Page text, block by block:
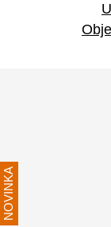
NOVINKA